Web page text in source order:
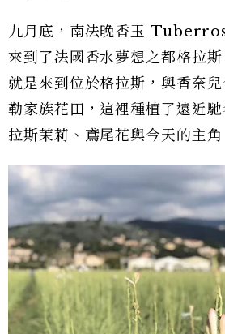
九月底，南法晚香玉
來到了法國香水夢想之都格拉
就是來到位於格拉斯，與香奈
勒家族花田，這裡種植了遠近
拉斯茉莉、鳶尾花與今天的主角